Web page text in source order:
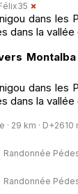
dans les
dans la
Montalba
dans les
dans la
29 km · D+2610
Randonnée
Randonnée